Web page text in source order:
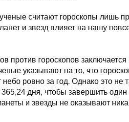
считают гороскопы лишь
и звезд влияет на нашу
против гороскопов
указывают на то, что
ровно за год. Однако это не
365,24 дня, чтобы завершить
и звезды не оказывают